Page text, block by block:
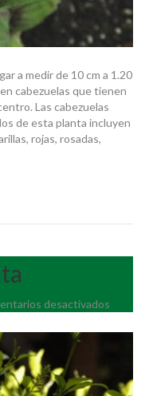
a medir de 10 cm a 1.20
cabezuelas que tienen
Las cabezuelas
de esta planta incluyen
rojas, rosadas,
desactivados